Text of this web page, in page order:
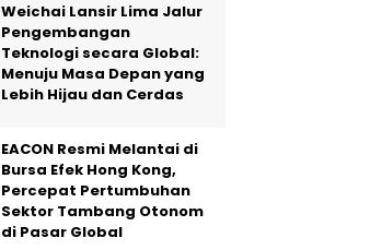
Weichai Lansir Lima Jalur
Pengembangan
Teknologi secara Global:
Menuju Masa Depan yang
Lebih Hijau dan Cerdas
EACON Resmi Melantai di
Bursa Efek Hong Kong,
Percepat Pertumbuhan
Sektor Tambang Otonom
di Pasar Global